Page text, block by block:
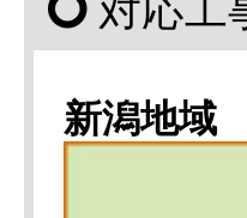
新潟地域